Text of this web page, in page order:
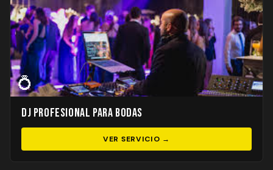
💍
DJ Profesional para Bodas
VER SERVICIO →